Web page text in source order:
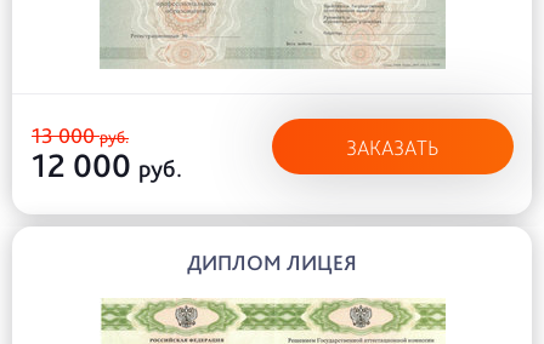
13 000руб.
12 000 руб.
ЗАКАЗАТЬ
ДИПЛОМ ЛИЦЕЯ